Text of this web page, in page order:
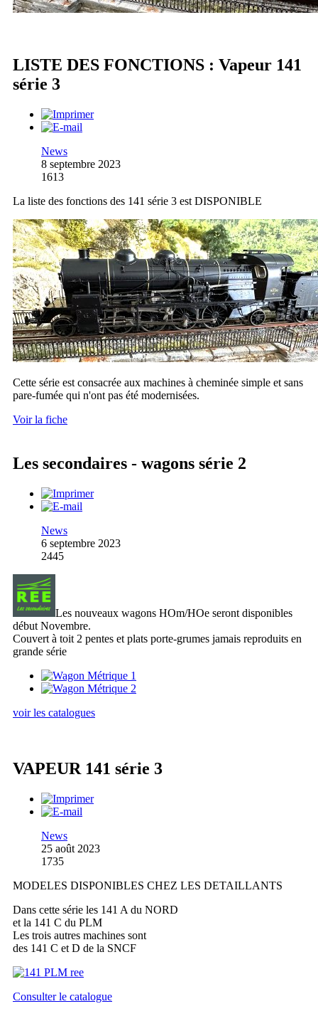
LISTE DES FONCTIONS : Vapeur 141
série 3
News
8 septembre 2023
1613
La liste des fonctions des 141 série 3 est DISPONIBLE
Cette série est consacrée aux machines à cheminée simple et sans
pare-fumée qui n'ont pas été modernisées.
Voir la fiche
Les secondaires - wagons série 2
News
6 septembre 2023
2445
Les nouveaux wagons HOm/HOe seront disponibles
début Novembre.
Couvert à toit 2 pentes et plats porte-grumes jamais reproduits en
grande série
voir les catalogues
VAPEUR 141 série 3
News
25 août 2023
1735
MODELES DISPONIBLES CHEZ LES DETAILLANTS
Dans cette série les 141 A du NORD
et la 141 C du PLM
Les trois autres machines sont
des 141 C et D de la SNCF
Consulter le catalogue